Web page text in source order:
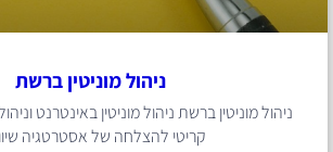
ניהול מוניטין ברשת
ניהול מוניטין ברשת ניהול מוניטין באינטרנט
קריטי להצלחה של אסטרטגיה